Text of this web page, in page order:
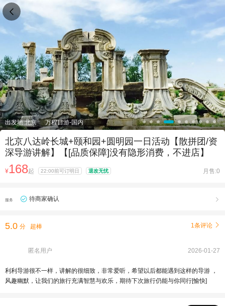
出发地:北京 万程日游-国内
北京八达岭长城+颐和园+圆明园一日活动【散拼团/资
深导游讲解】【[品质保障]没有隐形消费，不进店】
¥168起 22:00前可订明日 退改无忧 月售:0
服务 待商家确认 
5.0 分 超棒 1条评论 
匿名用户 2026-01-27
利利导游很不一样，讲解的很细致，非常爱听，希望以后都能遇到这样的导游 ，
风趣幽默，让我们的旅行充满智慧与欢乐，期待下次旅行仍能与你同行[愉快]
